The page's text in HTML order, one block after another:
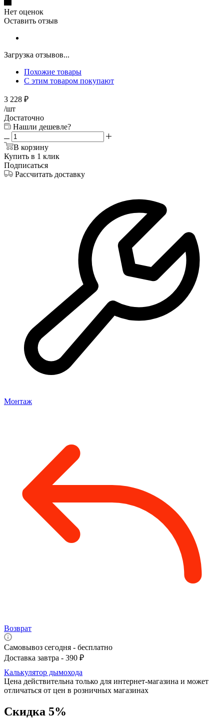
Нет оценок
Оставить отзыв
Загрузка отзывов...
Похожие товары
С этим товаром покупают
3 228 ₽
/шт
Достаточно
Нашли дешевле?
В корзину
Купить в 1 клик
Подписаться
Рассчитать доставку
Монтаж
Возврат
Самовывоз сегодня - бесплатно
Доставка завтра - 390 ₽
Калькулятор дымохода
Цена действительна только для интернет-магазина и может
отличаться от цен в розничных магазинах
Скидка 5%